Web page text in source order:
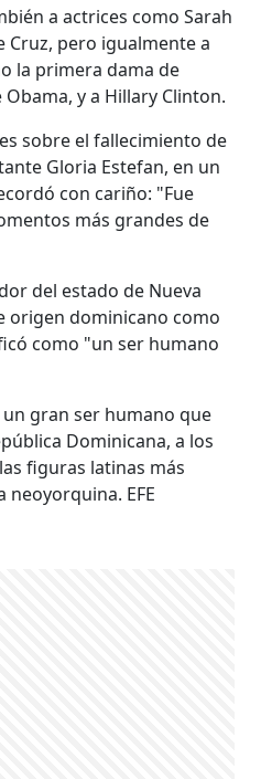
a actrices como Sarah
Cruz, pero igualmente a
la primera dama de
y a Hillary Clinton.
sobre el fallecimiento de
Gloria Estefan, en un
con cariño: "Fue
más grandes de
del estado de Nueva
origen dominicano como
como "un ser humano
gran ser humano que
Dominicana, a los
figuras latinas más
EFE